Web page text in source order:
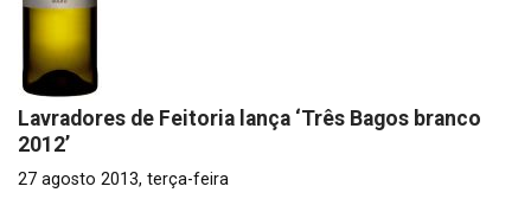
Lavradores de Feitoria lança ‘Três Bagos branco
2012’
27 agosto 2013, terça-feira